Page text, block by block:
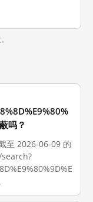
吗？
至 2026-06-09 的